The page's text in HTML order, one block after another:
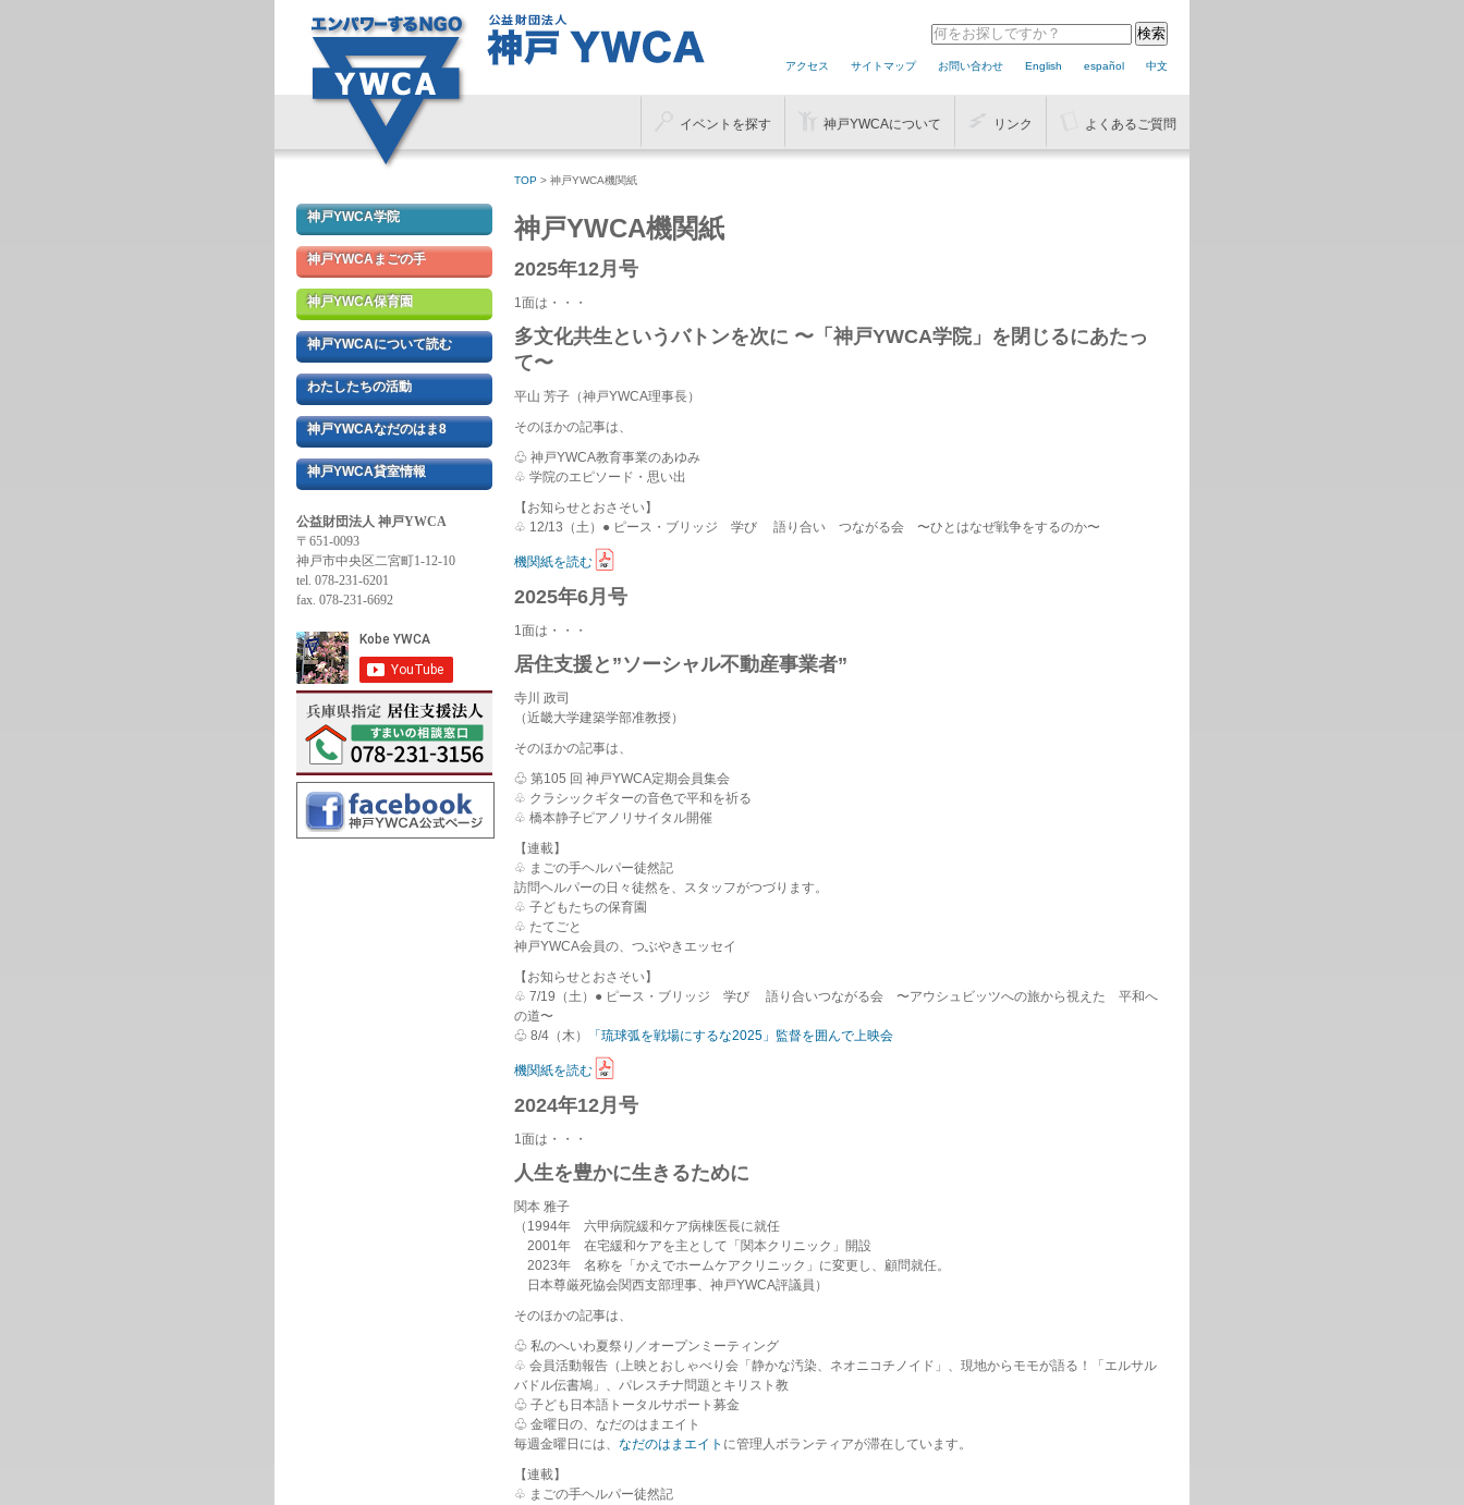
中文
español
English
お問い合わせ
サイトマップ
アクセス
よくあるご質問
リンク
神戸YWCAについて
イベントを探す
神戸YWCA学院
神戸YWCAまごの手
神戸YWCA保育園
神戸YWCAについて読む
わたしたちの活動
神戸YWCAなだのはま8
神戸YWCA貸室情報
公益財団法人 神戸YWCA
〒651-0093
神戸市中央区二宮町1-12-10
tel. 078-231-6201
fax. 078-231-6692
TOP > 神戸YWCA機関紙
神戸YWCA機関紙
2025年12月号
1面は・・・
多文化共生というバトンを次に 〜「神戸YWCA学院」を閉じるにあたっ
て〜
平山 芳子（神戸YWCA理事長）
そのほかの記事は、
♧ 神戸YWCA教育事業のあゆみ
♧ 学院のエピソード・思い出
【お知らせとおさそい】
♧ 12/13（土）● ピース・ブリッジ 学び 語り合い つながる会 〜ひとはなぜ戦争をするのか〜
機関紙を読む
2025年6月号
1面は・・・
居住支援と”ソーシャル不動産事業者”
寺川 政司
（近畿大学建築学部准教授）
そのほかの記事は、
♧ 第105 回 神戸YWCA定期会員集会
♧ クラシックギターの音色で平和を祈る
♧ 橋本静子ピアノリサイタル開催
【連載】
♧ まごの手ヘルパー徒然記
訪問ヘルパーの日々徒然を、スタッフがつづります。
♧ 子どもたちの保育園
♧ たてごと
神戸YWCA会員の、つぶやきエッセイ
【お知らせとおさそい】
♧ 7/19（土）● ピース・ブリッジ 学び 語り合いつながる会 〜アウシュビッツへの旅から視えた 平和へ
の道〜
♧ 8/4（木）
「琉球弧を戦場にするな2025」監督を囲んで上映会
機関紙を読む
2024年12月号
1面は・・・
人生を豊かに生きるために
関本 雅子
（1994年 六甲病院緩和ケア病棟医長に就任
2001年 在宅緩和ケアを主として「関本クリニック」開設
2023年 名称を「かえでホームケアクリニック」に変更し、顧問就任。
日本尊厳死協会関西支部理事、神戸YWCA評議員）
そのほかの記事は、
♧ 私のへいわ夏祭り／オープンミーティング
♧ 会員活動報告（上映とおしゃべり会「静かな汚染、ネオニコチノイド」、現地からモモが語る！「エルサル
バドル伝書鳩」、パレスチナ問題とキリスト教
♧ 子ども日本語トータルサポート募金
♧ 金曜日の、なだのはまエイト
毎週金曜日には、 なだのはまエイト に管理人ボランティアが滞在しています。
【連載】
♧ まごの手ヘルパー徒然記